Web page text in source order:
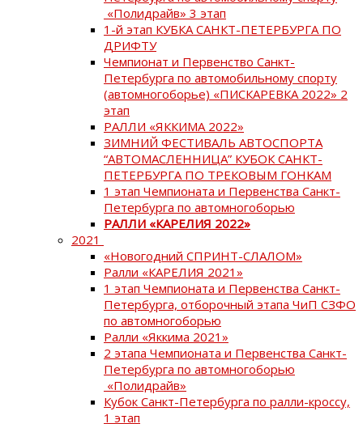
«Полидрайв» 3 этап
1-й этап КУБКА САНКТ-ПЕТЕРБУРГА ПО
ДРИФТУ
Чемпионат и Первенство Санкт-
Петербурга по автомобильному спорту
(автомногоборье) «ПИСКАРЕВКА 2022» 2
этап
РАЛЛИ «ЯККИМА 2022»
ЗИМНИЙ ФЕСТИВАЛЬ АВТОСПОРТА
“АВТОМАСЛЕННИЦА” КУБОК САНКТ-
ПЕТЕРБУРГА ПО ТРЕКОВЫМ ГОНКАМ
1 этап Чемпионата и Первенства Санкт-
Петербурга по автомногоборью
РАЛЛИ «КАРЕЛИЯ 2022»
2021
«Новогодний СПРИНТ-СЛАЛОМ»
Ралли «КАРЕЛИЯ 2021»
1 этап Чемпионата и Первенства Санкт-
Петербурга, отборочный этапа ЧиП СЗФО
по автомногоборью
Ралли «Яккима 2021»
2 этапа Чемпионата и Первенства Санкт-
Петербурга по автомногоборью
«Полидрайв»
Кубок Санкт-Петербурга по ралли-кроссу,
1 этап